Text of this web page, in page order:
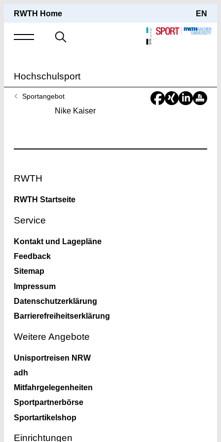
RWTH Home EN
Suche
Hochschulsport
SieSportangebot
Nike Kaiser
RWTH
RWTH Startseite
Service
Kontakt und Lagepläne
Feedback
Sitemap
Impressum
Datenschutzerklärung
Barrierefreiheitserklärung
Weitere Angebote
Unisportreisen NRW
adh
Mitfahrgelegenheiten
Sportpartnerbörse
Sportartikelshop
Einrichtungen